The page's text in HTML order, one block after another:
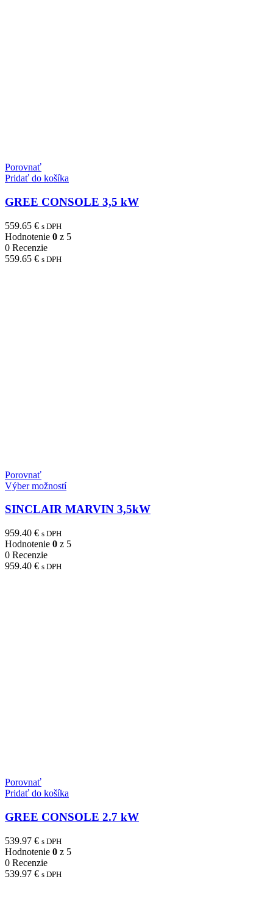
Porovnať
Pridať do košíka
GREE CONSOLE 3,5 kW
559.65 € s DPH
Hodnotenie 0 z 5
0 Recenzie
559.65 € s DPH
Porovnať
Výber možností
SINCLAIR MARVIN 3,5kW
959.40 € s DPH
Hodnotenie 0 z 5
0 Recenzie
959.40 € s DPH
Porovnať
Pridať do košíka
GREE CONSOLE 2.7 kW
539.97 € s DPH
Hodnotenie 0 z 5
0 Recenzie
539.97 € s DPH